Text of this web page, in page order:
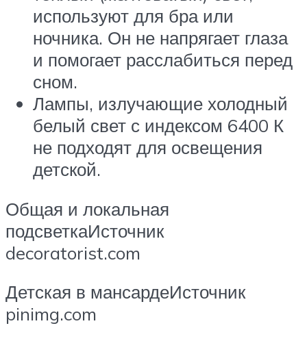
используют для бра или
ночника. Он не напрягает глаза
и помогает расслабиться перед
сном.
Лампы, излучающие холодный
белый свет с индексом 6400 К
не подходят для освещения
детской.
Общая и локальная
подсветкаИсточник
decoratorist.com
Детская в мансардеИсточник
pinimg.com